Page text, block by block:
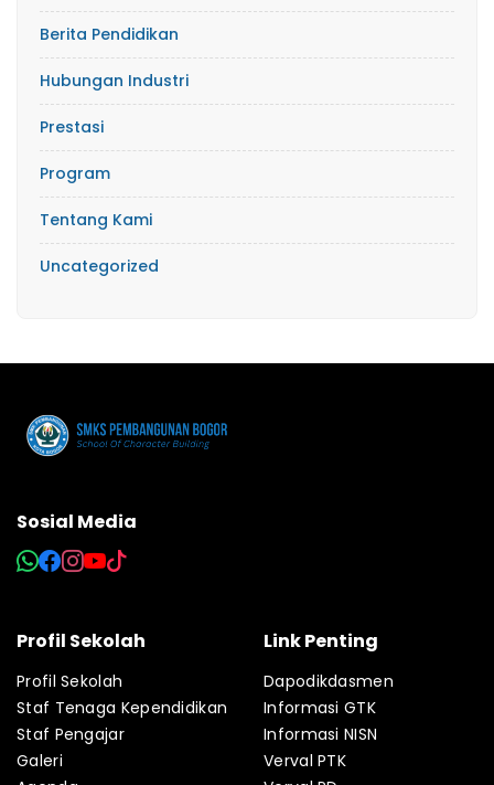
Berita Pendidikan
Hubungan Industri
Prestasi
Program
Tentang Kami
Uncategorized
Sosial Media
Profil Sekolah
Profil Sekolah
Staf Tenaga Kependidikan
Staf Pengajar
Galeri
Link Penting
Dapodikdasmen
Informasi GTK
Informasi NISN
Verval PTK